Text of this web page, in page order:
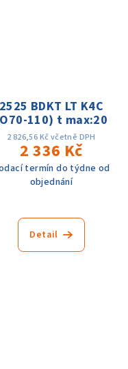
2525 BDKT LT K4C
110) t max:20
2 826,56 Kč včetně DPH
2 336 Kč
termín do týdne od
objednání
Detail